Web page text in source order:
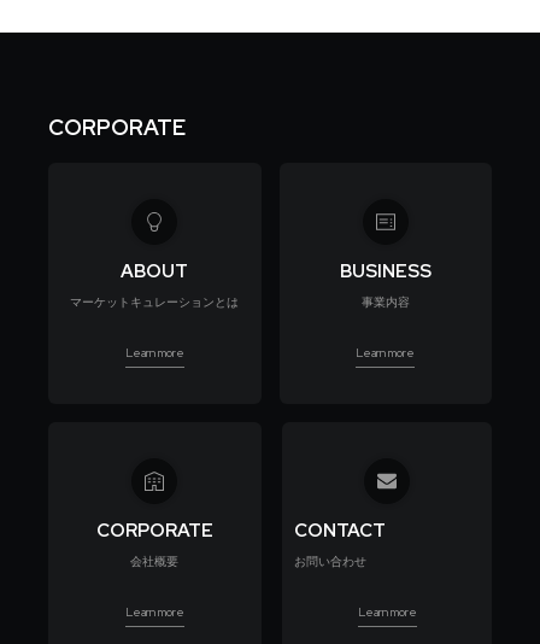
CORPORATE
ABOUT
マーケットキュレーションとは
Learn more
BUSINESS
事業内容
Learn more
CORPORATE
会社概要
Learn more
CONTACT
お問い合わせ
Learn more